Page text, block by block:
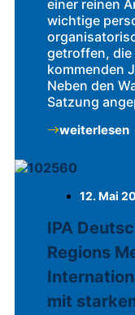
einer reinen
wichtige
getroffen, die
kommenden
Neben den
Satzung
weiterlesen
12. Mai
IPA
Regions
mit